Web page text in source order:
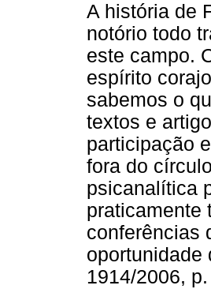
A história de
notório todo
este campo.
espírito
sabemos o
textos e
participação
fora do
psicanalítica
praticamente
conferências
oportunidade
1914/2006,